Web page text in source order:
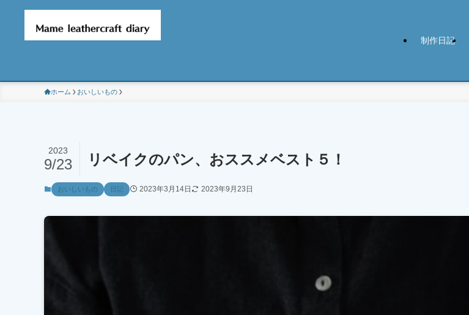
制作日記
ホーム おいしいもの
リベイクのパン、おススメベスト５！
2023
9/23
おいしいもの 日記 2023年3月14日 2023年9月23日